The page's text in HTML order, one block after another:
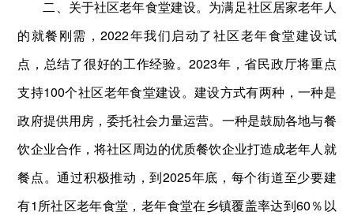
二、关于社区老年食堂建设。为满足社区居家老年人
的就餐刚需，2022年我们启动了社区老年食堂建设试
点，总结了很好的工作经验。2023年，省民政厅将重点
支持100个社区老年食堂建设。建设方式有两种，一种是
政府提供用房，委托社会力量运营。一种是鼓励各地与餐
饮企业合作，将社区周边的优质餐饮企业打造成老年人就
餐点。通过积极推动，到2025年底，每个街道至少要建
有1所社区老年食堂，老年食堂在乡镇覆盖率达到60％以